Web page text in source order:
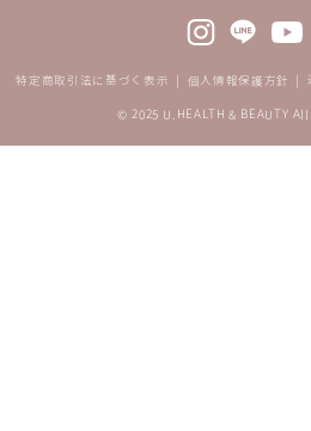
© 2025 U.HEALTH & BEAUTY
特定商取引法に基づく表示 個人情報保護方針